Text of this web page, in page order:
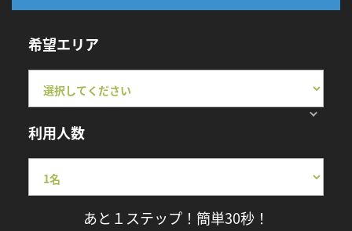
希望エリア
利用人数
あと１ステップ！簡単30秒！